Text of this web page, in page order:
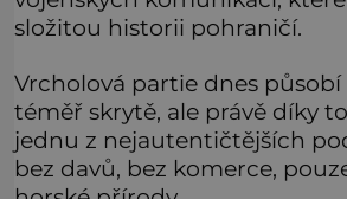
složitou historii pohraničí.
Vrcholová partie dnes
téměř skrytě, ale právě díky
jednu z nejautentičtějších
bez davů, bez komerce,